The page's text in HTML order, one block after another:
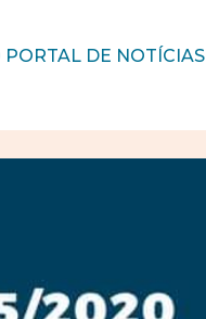
PORTAL DE NOTÍCIAS